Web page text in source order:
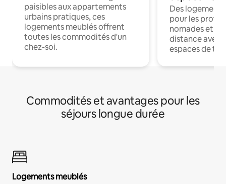
paisibles aux appartements
urbains pratiques, ces
logements meublés offrent
toutes les commodités d'un
chez-soi.
Des
pour les
nomades et
distance avec
espaces de
Commodités et avantages pour les
séjours longue durée
Logements meublés